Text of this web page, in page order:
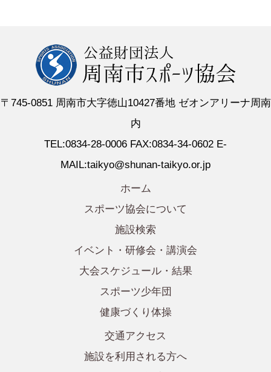
〒745-0851 周南市大字徳山10427番地 ゼオンアリーナ周南
内
TEL:0834-28-0006 FAX:0834-34-0602 E-
MAIL:taikyo@shunan-taikyo.or.jp
ホーム
スポーツ協会について
施設検索
イベント・研修会・講演会
大会スケジュール・結果
スポーツ少年団
健康づくり体操
交通アクセス
施設を利用される方へ